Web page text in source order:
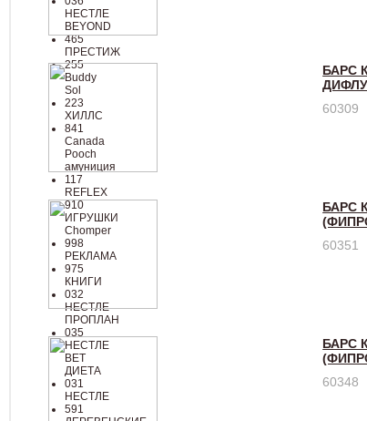
НЕСТЛЕ
BEYOND
465
ПРЕСТИЖ
255
Buddy
Sol
223
ХИЛЛC
841
Canada
Poоch
амуниция
117
REFLEX
910
ИГРУШКИ
Chomper
998
РЕКЛАМА
975
КНИГИ
032
НЕСТЛЕ
ПРОПЛАН
035
НЕСТЛЕ
ВЕТ
ДИЕТА
031
НЕСТЛЕ
591
БАРС
60309
БАРС
60351
БАРС
60348